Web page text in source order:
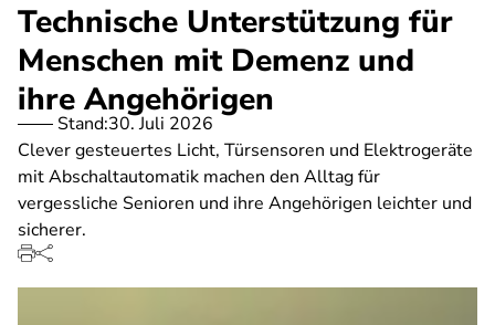
Technische Unterstützung für
Menschen mit Demenz und
ihre Angehörigen
Stand:30. Juli 2026
Clever gesteuertes Licht, Türsensoren und Elektrogeräte
mit Abschaltautomatik machen den Alltag für
vergessliche Senioren und ihre Angehörigen leichter und
sicherer.